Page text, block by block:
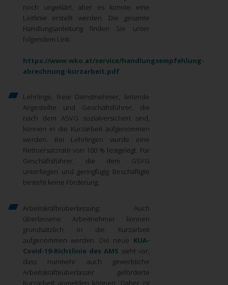
noch ungeklärt, aber es konnte eine
Leitlinie erstellt werden. Die gesamte
Handlungsanleitung finden Sie unter
folgendem Link:
https://www.wko.at/service/handlungsempfehlung-
abrechnung-kurzarbeit.pdf
Lehrlinge, freie Dienstnehmer, leitende
Angestellte und Geschäftsführer, die
nach dem ASVG sozialversichert sind,
können in die Kurzarbeit aufgenommen
werden. Bei Lehrlingen wurde eine
Nettoersatzrate von 100 % festgelegt. Für
Geschäftsführer, die dem GSVG
unterliegen und geringfügig Beschäftigte
besteht keine Förderung.
Arbeitskräfteüberlassung: Auch
überlassene Arbeitnehmer können
grundsätzlich in die Kurzarbeit
aufgenommen werden. Die neue KUA-
Covid-19-Richtlinie des AMS sieht vor,
dass nunmehr auch gewerbliche
Arbeitskräfteüberlasser geförderte
Kurzarbeit anmelden können. Daher ist